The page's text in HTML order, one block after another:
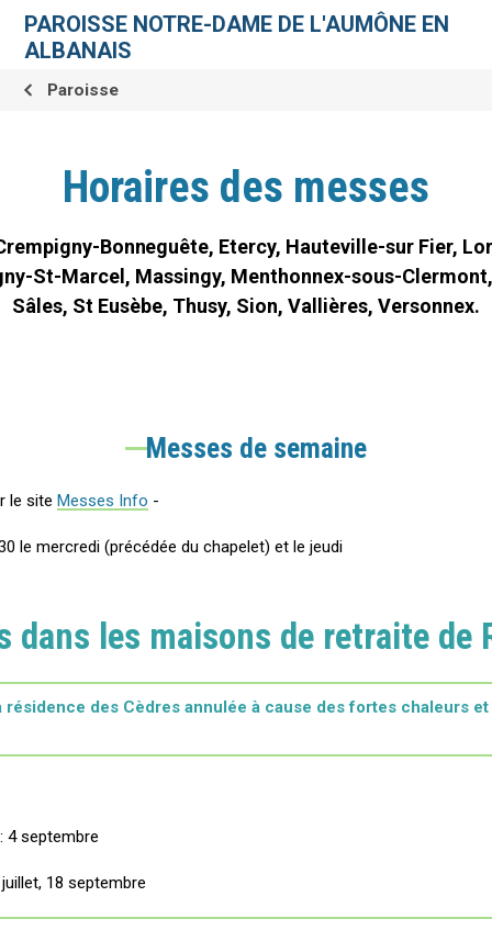
contenu.
navigation
personnelsPAROISSE NOTRE-DAME DE L'AUMÔNE EN
ALBANAIS
Paroisse
Horaires des messes
Bonneguête, Etercy, Hauteville-sur Fier,
St-Marcel, Massingy, Menthonnex-sous-
Sâles, St Eusèbe, Thusy, Sion, Vallières, Versonnex.
Messes de semaine
le site Messes Info -
le mercredi (précédée du chapelet) et le jeudi
dans les maisons de retraite de
résidence des Cèdres annulée à cause des fortes chaleurs
4 septembre
18 septembre